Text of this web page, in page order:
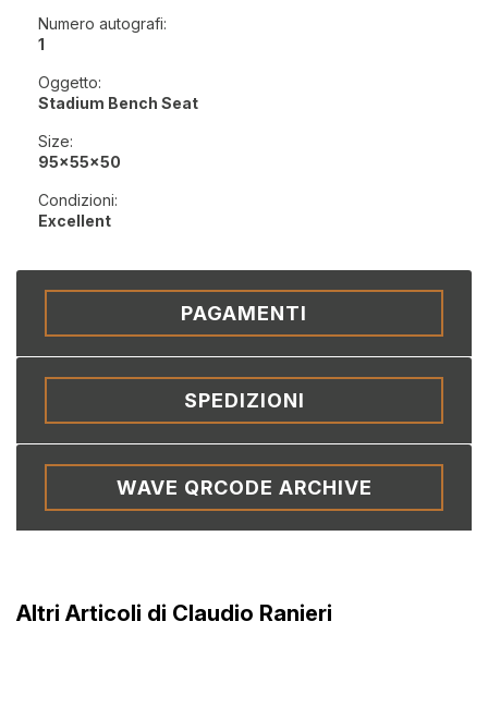
Numero autografi:
1
Oggetto:
Stadium Bench Seat
Size:
95x55x50
Condizioni:
Excellent
PAGAMENTI
SPEDIZIONI
WAVE QRCODE ARCHIVE
Altri Articoli di Claudio Ranieri